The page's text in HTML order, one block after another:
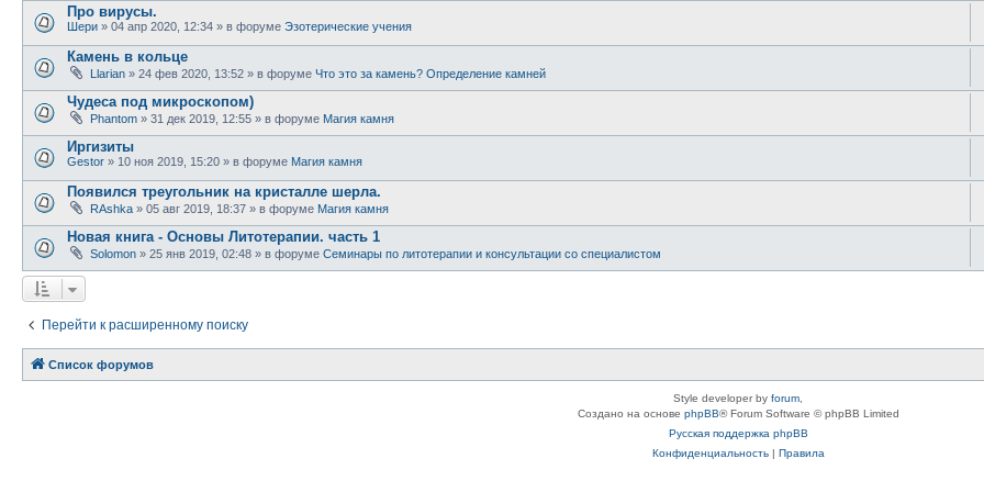
Про вирусы.
Шери » 04 апр 2020, 12:34 » в форуме Эзотерические учения
Камень в кольце
Llarian » 24 фев 2020, 13:52 » в форуме Что это за камень? Определение камней
Чудеса под микроскопом)
Phantom » 31 дек 2019, 12:55 » в форуме Магия камня
Иргизиты
Gestor » 10 ноя 2019, 15:20 » в форуме Магия камня
Появился треугольник на кристалле шерла.
RAshka » 05 авг 2019, 18:37 » в форуме Магия камня
Новая книга - Основы Литотерапии. часть 1
Solomon » 25 янв 2019, 02:48 » в форуме Семинары по литотерапии и консультации со специалистом
Перейти к расширенному поиску
Список форумов
Style developer by forum
Создано на основе phpBB® Forum Software © phpBB Limited
Русская поддержка phpBB
Конфиденциальность| Правила